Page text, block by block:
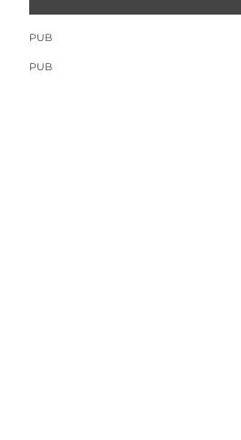
PUB
PUB